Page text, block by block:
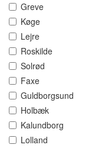
Greve
Køge
Lejre
Roskilde
Solrød
Faxe
Guldborgsund
Holbæk
Kalundborg
Lolland